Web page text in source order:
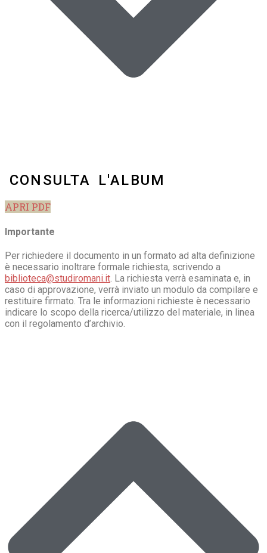
CONSULTA L'ALBUM
APRI PDF
Importante
Per richiedere il documento in un formato ad alta definizione
è necessario inoltrare formale richiesta, scrivendo a
biblioteca@studiromani.it. La richiesta verrà esaminata e, in
caso di approvazione, verrà inviato un modulo da compilare e
restituire firmato. Tra le informazioni richieste è necessario
indicare lo scopo della ricerca/utilizzo del materiale, in linea
con il regolamento d’archivio.